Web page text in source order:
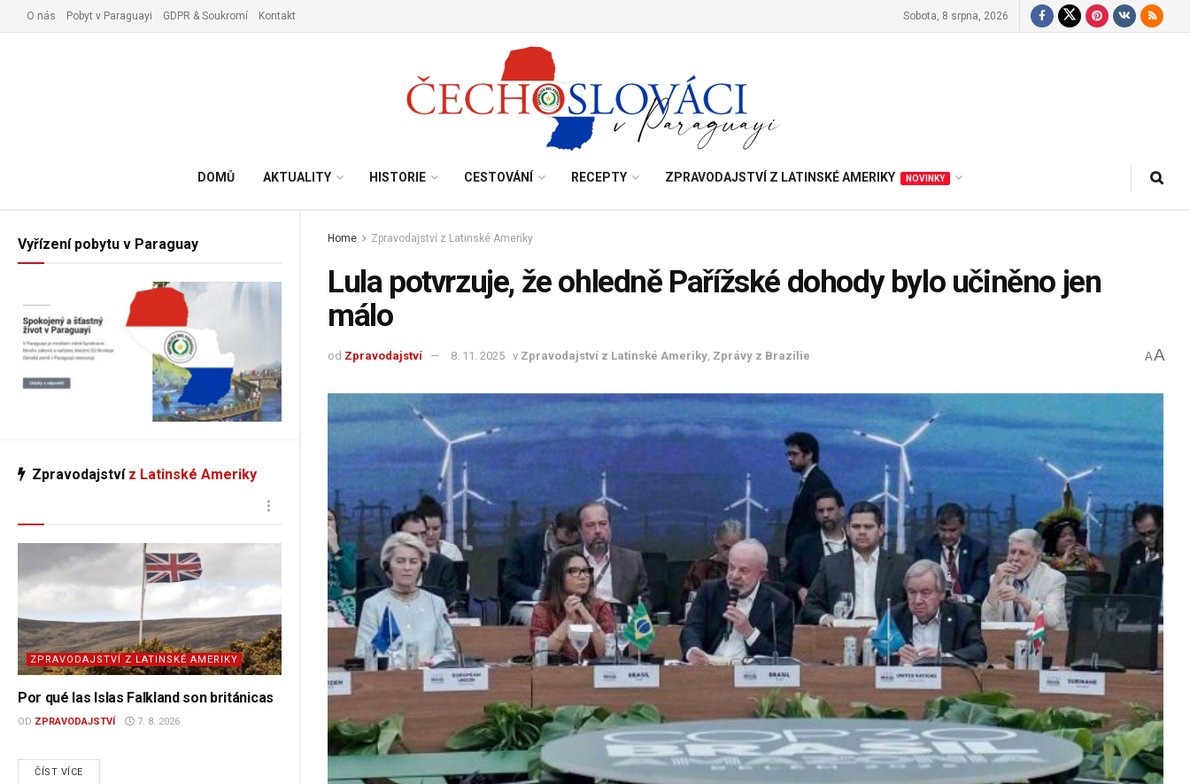
Vyřízení pobytu v Paraguay
Zpravodajství z Latinské Ameriky
ZPRAVODAJSTVÍ Z LATINSKÉ AMERIKY
Por qué las Islas Falkland son británicas
OD ZPRAVODAJSTVÍ 7. 8. 2026
ČÍST VÍCEDETAILS
O nás Pobyt v Paraguayi GDPR & Soukromí Kontakt Sobota, 8 srpna, 2026
DOMŮ AKTUALITY HISTORIE CESTOVÁNÍ RECEPTY ZPRAVODAJSTVÍ Z LATINSKÉ AMERIKY NOVINKY
Home Zpravodajství z Latinské Ameriky
Lula potvrzuje, že ohledně Pařížské dohody bylo učiněno jen
málo
od Zpravodajství 8. 11. 2025 v Zpravodajství z Latinské Ameriky, Zprávy z Brazílie AA